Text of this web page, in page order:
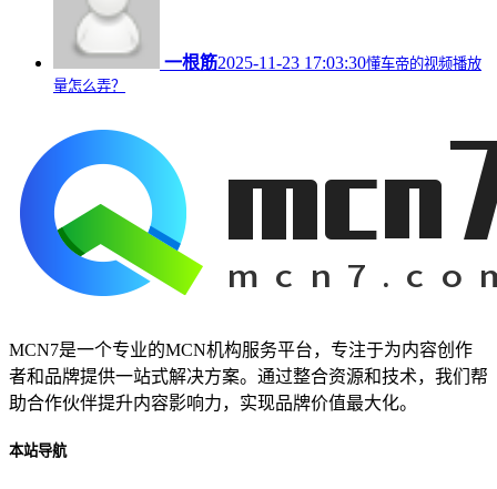
一根筋2025-11-23 17:03:30懂车帝的视频播放
量怎么弄？
MCN7是一个专业的MCN机构服务平台，专注于为内容创作
者和品牌提供一站式解决方案。通过整合资源和技术，我们帮
助合作伙伴提升内容影响力，实现品牌价值最大化。
本站导航